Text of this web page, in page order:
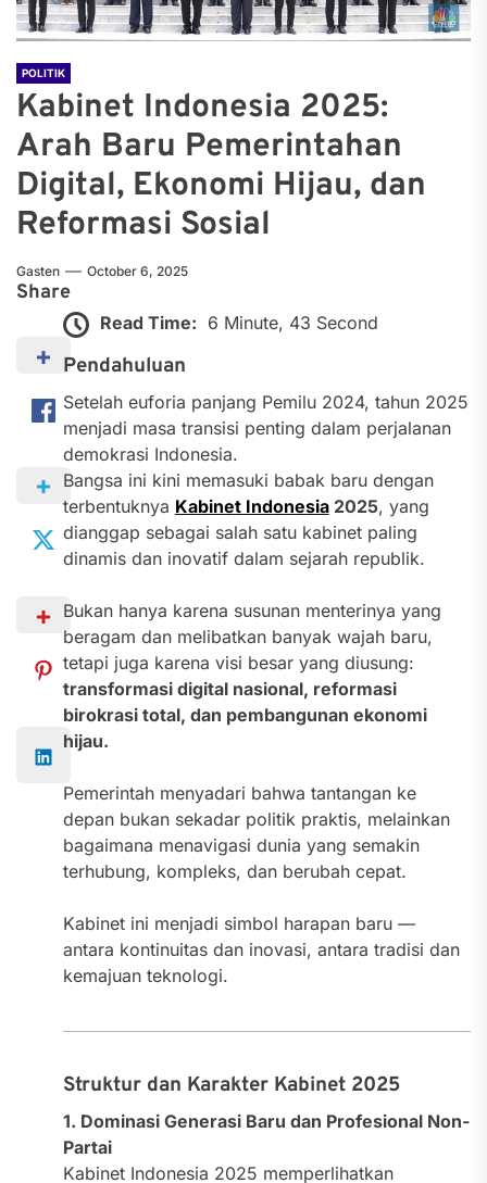
POLITIK
Kabinet Indonesia 2025:
Arah Baru Pemerintahan
Digital, Ekonomi Hijau, dan
Reformasi Sosial
Gasten October 6, 2025
Share
Read Time: 6 Minute, 43 Second
Pendahuluan
Setelah euforia panjang Pemilu 2024, tahun 2025
menjadi masa transisi penting dalam perjalanan
demokrasi Indonesia.
Bangsa ini kini memasuki babak baru dengan
terbentuknya Kabinet Indonesia2025, yang
dianggap sebagai salah satu kabinet paling
dinamis dan inovatif dalam sejarah republik.
Bukan hanya karena susunan menterinya yang
beragam dan melibatkan banyak wajah baru,
tetapi juga karena visi besar yang diusung:
transformasi digital nasional, reformasi
birokrasi total, dan pembangunan ekonomi
hijau.
Pemerintah menyadari bahwa tantangan ke
depan bukan sekadar politik praktis, melainkan
bagaimana menavigasi dunia yang semakin
terhubung, kompleks, dan berubah cepat.
Kabinet ini menjadi simbol harapan baru —
antara kontinuitas dan inovasi, antara tradisi dan
kemajuan teknologi.
Struktur dan Karakter Kabinet 2025
1. Dominasi Generasi Baru dan Profesional Non-
Partai
Kabinet Indonesia 2025 memperlihatkan